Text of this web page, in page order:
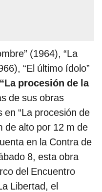
(1964), “La
“El último ídolo”
“La procesión de la
de sus obras
“La procesión de
de alto por 12 m de
en la Contra de
8, esta obra
del Encuentro
Libertad, el